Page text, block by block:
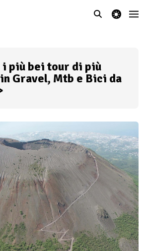
theme switcher
più bei tour di più
Gravel, Mtb e Bici da